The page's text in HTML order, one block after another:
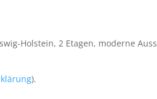
Holstein, 2 Etagen, moderne
).